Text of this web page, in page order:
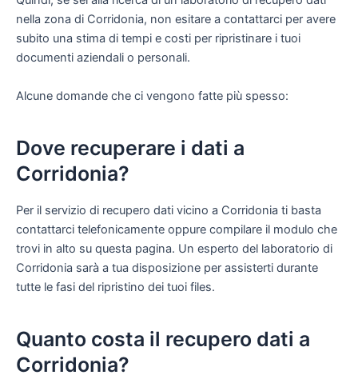
nella zona di Corridonia, non esitare a contattarci per avere
subito una stima di tempi e costi per ripristinare i tuoi
documenti aziendali o personali.
Alcune domande che ci vengono fatte più spesso:
Dove recuperare i dati a
Corridonia?
Per il servizio di recupero dati vicino a Corridonia ti basta
contattarci telefonicamente oppure compilare il modulo che
trovi in alto su questa pagina. Un esperto del laboratorio di
Corridonia sarà a tua disposizione per assisterti durante
tutte le fasi del ripristino dei tuoi files.
Quanto costa il recupero dati a
Corridonia?